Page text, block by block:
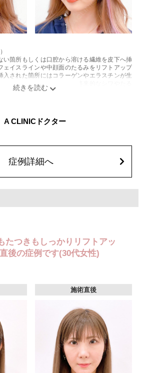
い箇所もしくは口腔から溶ける繊維を皮下へ挿
ェイスラインや中顔面のたるみをリフトアップ
入された箇所にはコラーゲンやエラスチンが生
肌効果、肌質の改善効果、将来的なシワやたる
す。
ではありますが、施術部位の細菌感染症、皮膚
生じることがございます。化膿止め・痛み止め
込)
円(税込)
A CLINICドクター
症例詳細へ
たつきもしっかりリフトアッ
後の症例です(30代女性)
施術直後